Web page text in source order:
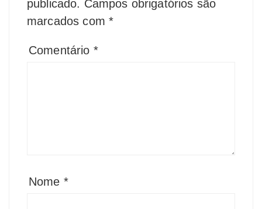
publicado. Campos obrigatórios são
marcados com *
Comentário *
Nome *